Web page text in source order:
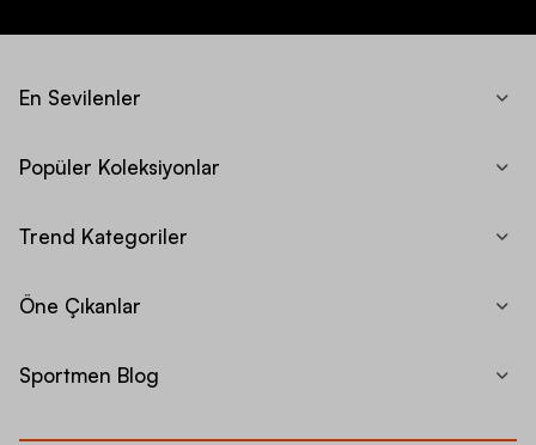
En Sevilenler
Popüler Koleksiyonlar
Trend Kategoriler
Öne Çıkanlar
Sportmen Blog